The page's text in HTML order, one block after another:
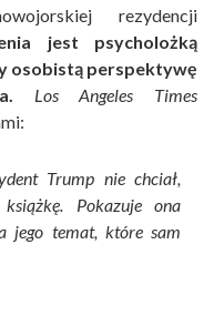
rezydencji
jest psycholożką
osobistą perspektywę
Los Angeles Times
Trump nie chciał,
Pokazuje ona
jego temat, które sam